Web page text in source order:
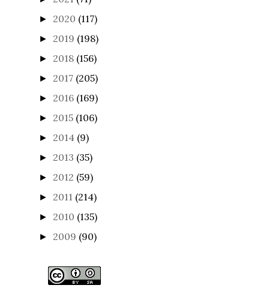
► 2020 (117)
► 2019 (198)
► 2018 (156)
► 2017 (205)
► 2016 (169)
► 2015 (106)
► 2014 (9)
► 2013 (35)
► 2012 (59)
► 2011 (214)
► 2010 (135)
► 2009 (90)